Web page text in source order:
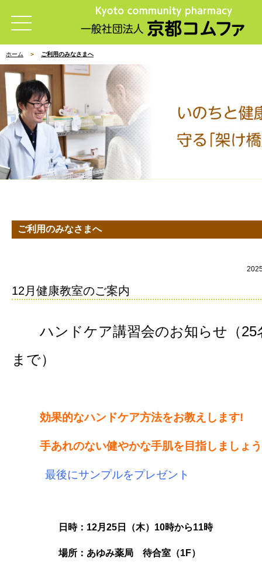
ホーム ご利用のみなさまへ
ご利用のみなさまへ
12月健康教室のご案内
ハンドケア講習会のお知らせ（25
まで）
効果的なハンドケア方法をお教えします!
手あれのない健やかな手肌を目指しましょ
最後にサンプルをプレゼント
日時：12月25日（木）10時から11時
場所：あゆみ薬局 待合室（1F）